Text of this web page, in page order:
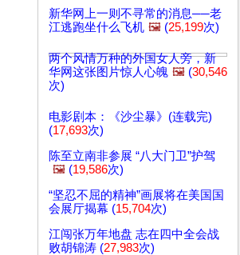
新华网上一则不寻常的消息──老
江逃跑坐什么飞机 🖼️ (25,199次)
两个风情万种的外国女人旁，新
华网这张图片惊人心魄 🖼️ (30,546
次)
电影剧本：《沙尘暴》(连载完)
(17,693次)
陈至立南非参展 “八大门卫”护驾
🖼️ (19,586次)
“坚忍不屈的精神”画展将在美国国
会展厅揭幕 (15,704次)
江闯张万年地盘 志在四中全会战
败胡锦涛 (27,983次)